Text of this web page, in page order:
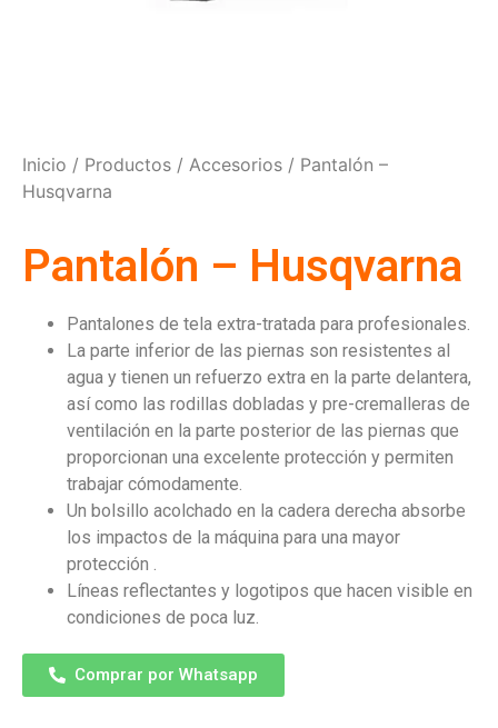
Inicio / Productos / Accesorios / Pantalón –
Husqvarna
Pantalón – Husqvarna
Pantalones de tela extra-tratada para profesionales.
La parte inferior de las piernas son resistentes al
agua y tienen un refuerzo extra en la parte delantera,
así como las rodillas dobladas y pre-cremalleras de
ventilación en la parte posterior de las piernas que
proporcionan una excelente protección y permiten
trabajar cómodamente.
Un bolsillo acolchado en la cadera derecha absorbe
los impactos de la máquina para una mayor
protección .
Líneas reflectantes y logotipos que hacen visible en
condiciones de poca luz.
Comprar por Whatsapp